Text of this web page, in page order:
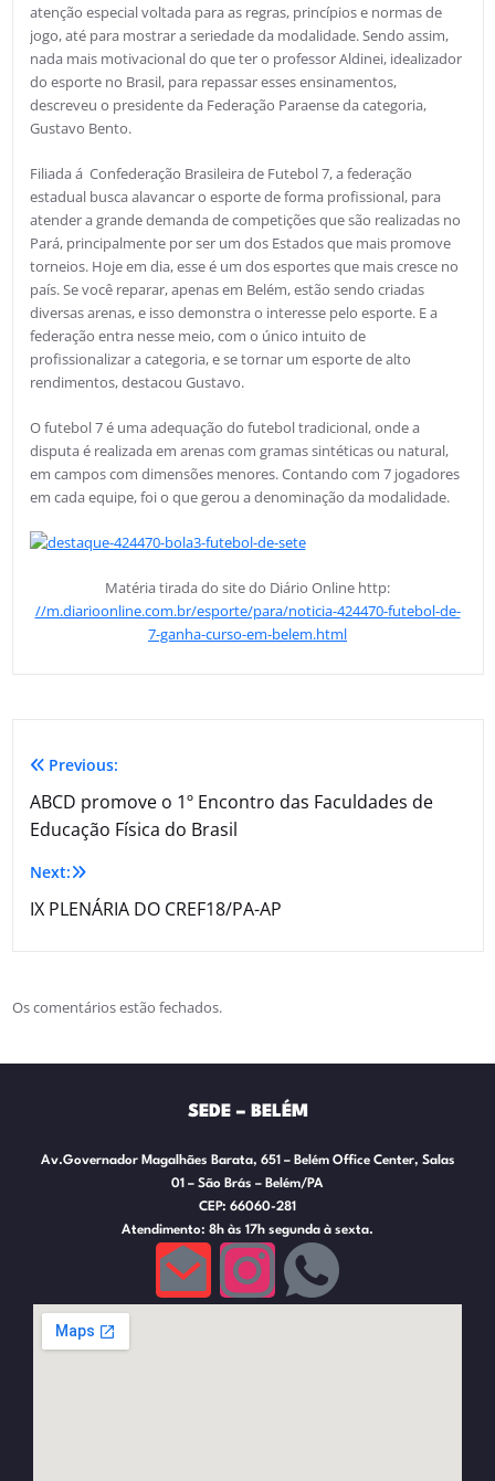
atenção especial voltada para as regras, princí­pios e normas de
jogo, até para mostrar a seriedade da modalidade. Sendo assim,
nada mais motivacional do que ter o professor Aldinei, idealizador
do esporte no Brasil, para repassar esses ensinamentos,
descreveu o presidente da Federação Paraense da categoria,
Gustavo Bento.
Filiada á Confederação Brasileira de Futebol 7, a federação
estadual busca alavancar o esporte de forma profissional, para
atender a grande demanda de competições que são realizadas no
Pará, principalmente por ser um dos Estados que mais promove
torneios. Hoje em dia, esse é um dos esportes que mais cresce no
país. Se você reparar, apenas em Belém, estão sendo criadas
diversas arenas, e isso demonstra o interesse pelo esporte. E a
federação entra nesse meio, com o único intuito de
profissionalizar a categoria, e se tornar um esporte de alto
rendimentos, destacou Gustavo.
O futebol 7 é uma adequação do futebol tradicional, onde a
disputa é realizada em arenas com gramas sintéticas ou natural,
em campos com dimensões menores. Contando com 7 jogadores
em cada equipe, foi o que gerou a denominação da modalidade.
Matéria tirada do site do Diário Online http:
//m.diarioonline.com.br/esporte/para/noticia-424470-futebol-de-
7-ganha-curso-em-belem.html
Previous:
ABCD promove o 1º Encontro das Faculdades de
Educação Física do Brasil
Next:
IX PLENÁRIA DO CREF18/PA-AP
Os comentários estão fechados.
SEDE – BELÉM
Av.Governador Magalhães Barata, 651 – Belém Office Center, Salas
01 – São Brás – Belém/PA
CEP: 66060-281
Atendimento: 8h às 17h segunda à sexta.